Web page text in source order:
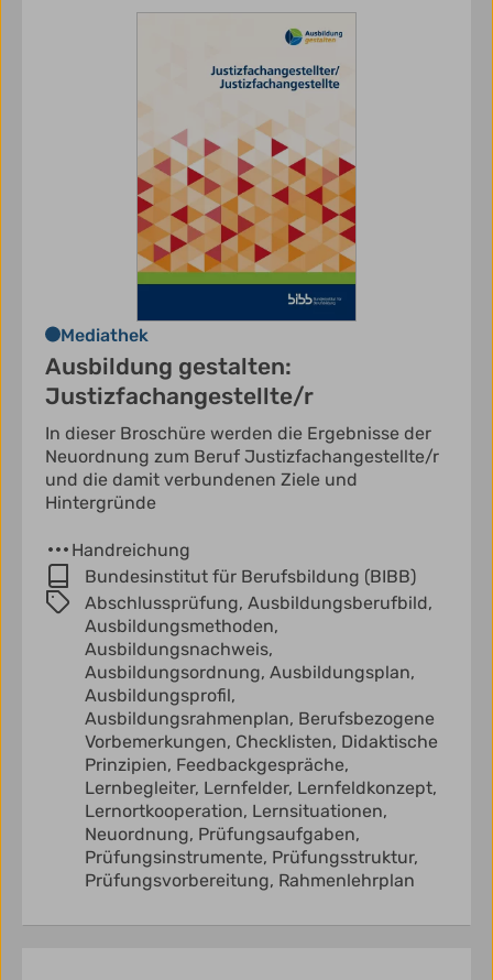
Mediathek
Ausbildung gestalten:
Justizfachangestellte/r
In dieser Broschüre werden die Ergebnisse der
Neuordnung zum Beruf Justizfachangestellte/r
und die damit verbundenen Ziele und
Hintergründe
Handreichung
Bundesinstitut für Berufsbildung (BIBB)
Abschlussprüfung, Ausbildungsberufbild,
Ausbildungsmethoden,
Ausbildungsnachweis,
Ausbildungsordnung, Ausbildungsplan,
Ausbildungsprofil,
Ausbildungsrahmenplan, Berufsbezogene
Vorbemerkungen, Checklisten, Didaktische
Prinzipien, Feedbackgespräche,
Lernbegleiter, Lernfelder, Lernfeldkonzept,
Lernortkooperation, Lernsituationen,
Neuordnung, Prüfungsaufgaben,
Prüfungsinstrumente, Prüfungsstruktur,
Prüfungsvorbereitung, Rahmenlehrplan